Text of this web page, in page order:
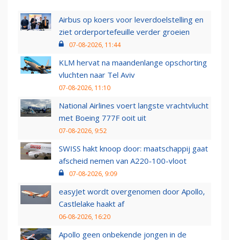
Airbus op koers voor leverdoelstelling en
ziet orderportefeuille verder groeien
07-08-2026, 11:44
KLM hervat na maandenlange opschorting
vluchten naar Tel Aviv
07-08-2026, 11:10
National Airlines voert langste vrachtvlucht
met Boeing 777F ooit uit
07-08-2026, 9:52
SWISS hakt knoop door: maatschappij gaat
afscheid nemen van A220-100-vloot
07-08-2026, 9:09
easyJet wordt overgenomen door Apollo,
Castlelake haakt af
06-08-2026, 16:20
Apollo geen onbekende jongen in de